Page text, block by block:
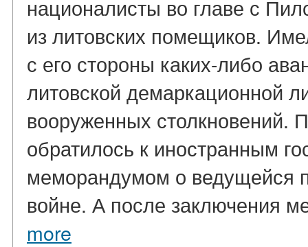
националисты во главе с
из литовских помещиков.
с его стороны каких-либо
литовской демаркационной
вооруженных столкновений.
обратилось к иностранным
меморандумом о ведущейся
войне. А после заключения
more